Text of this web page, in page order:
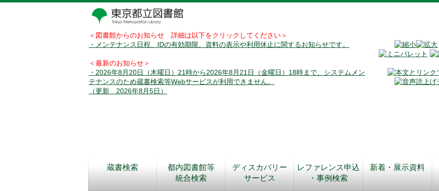
＜図書館からのお知らせ 詳細は以下をクリックしてください＞
・メンテナンス日程、IDの有効期限、資料の表示や利用休止に関するお知らせです。
＜最新のお知らせ＞
・2026年8月20日（木曜日）21時から2026年8月21日（金曜日）18時まで、システムメン
テナンスのため蔵書検索等Webサービスが利用できません。
（更新 2026年8月5日）
蔵書検索
都内図書館等
統合検索
ディスカバリー
サービス
レファレンス申込
・事例検索
新着・展示資料